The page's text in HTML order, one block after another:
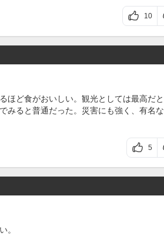
10
ほど食がおいしい。観光としては最高だ
みると普通だった。災害にも強く、有名
5
。